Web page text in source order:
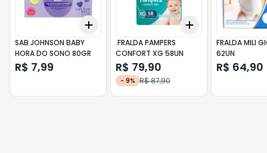
+10
Add
SAB.JOHNSON BABY
HORA DO SONO 80GR
R$ 7,99
+5 +10
Add
.FRALDA PAMPERS
CONFORT XG 58UN
R$ 79,90
- 9% R$ 87,90
FRALDA MILI
62UN
R$ 64,90